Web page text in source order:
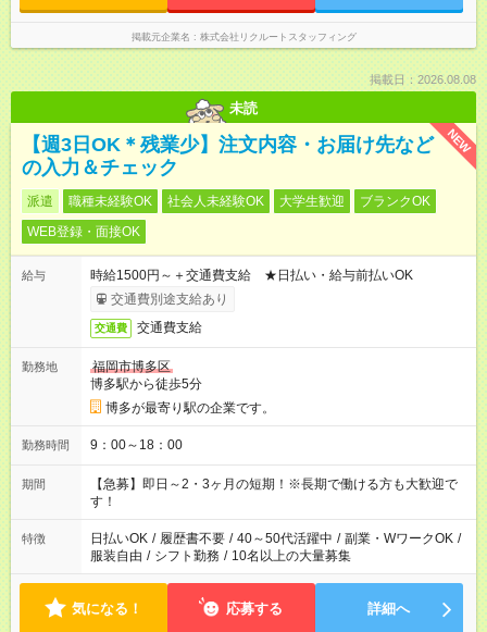
掲載元企業名 株式会社リクルートスタッフィング
掲載日：2026.08.08
未読
NEW
【週3日OK＊残業少】注文内容・お届け先など
の入力＆チェック
派遣 職種未経験OK 社会人未経験OK 大学生歓迎
ブランクOK
WEB登録・面接OK
給与
時給1500円～＋交通費支給 ★日払い・給与前払いOK
交通費別途支給あり
交通費 交通費支給
勤務地
福岡市博多区
博多駅から徒歩5分
博多が最寄り駅の企業です。
勤務時間 9：00～18：00
期間
【急募】即日～2・3ヶ月の短期！※長期で働ける方も大歓迎で
す！
特徴 日払いOK / 履歴書不要 / 40～50代活躍中 / 副業・WワークOK /
服装自由 / シフト勤務 / 10名以上の大量募集
気になる！ 応募する 詳細へ